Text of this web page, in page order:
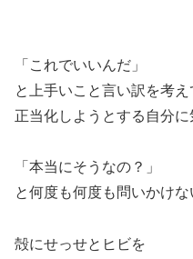
「これでいいんだ」
と上手いこと言い訳を考え
正当化しようとする自分に
「本当にそうなの？」
と何度も何度も問いかけな
殻にせっせとヒビを